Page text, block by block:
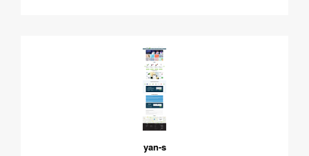
yan-s